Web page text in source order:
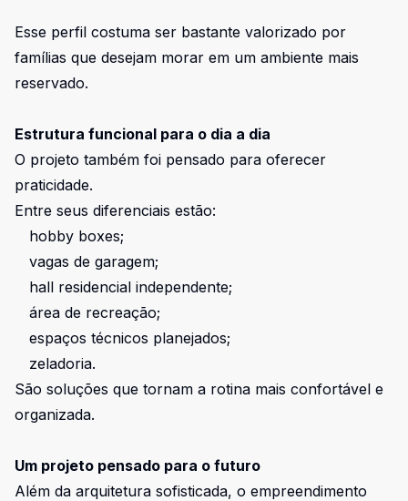
Esse perfil costuma ser bastante valorizado por
famílias que desejam morar em um ambiente mais
reservado.
Estrutura funcional para o dia a dia
O projeto também foi pensado para oferecer
praticidade.
Entre seus diferenciais estão:
hobby boxes;
vagas de garagem;
hall residencial independente;
área de recreação;
espaços técnicos planejados;
zeladoria.
São soluções que tornam a rotina mais confortável e
organizada.
Um projeto pensado para o futuro
Além da arquitetura sofisticada, o empreendimento